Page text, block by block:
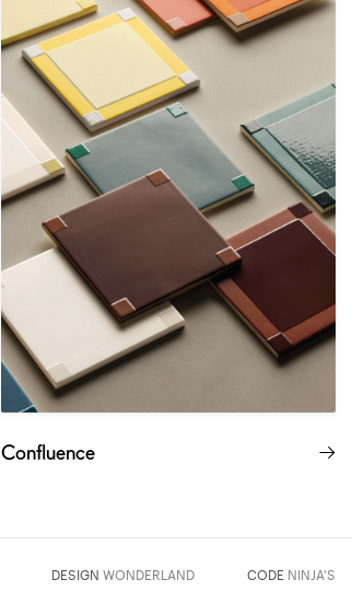
Confluence
DESIGN WONDERLAND CODE NINJA'S